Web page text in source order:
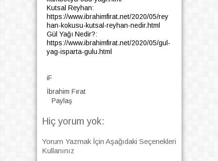
Kutsal Reyhan:
https://www.ibrahimfirat.net/2020/05/rey
han-kokusu-kutsal-reyhan-nedir.html
Gül Yağı Nedir?:
https://www.ibrahimfirat.net/2020/05/gul-
yag-isparta-gulu.html
iF
İbrahim Fırat
Paylaş
Hiç yorum yok:
Yorum Yazmak İçin Aşağıdaki Seçenekleri
Kullanınız